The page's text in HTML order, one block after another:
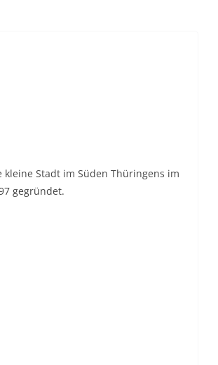
Stadt im Süden Thüringens im
gegründet.